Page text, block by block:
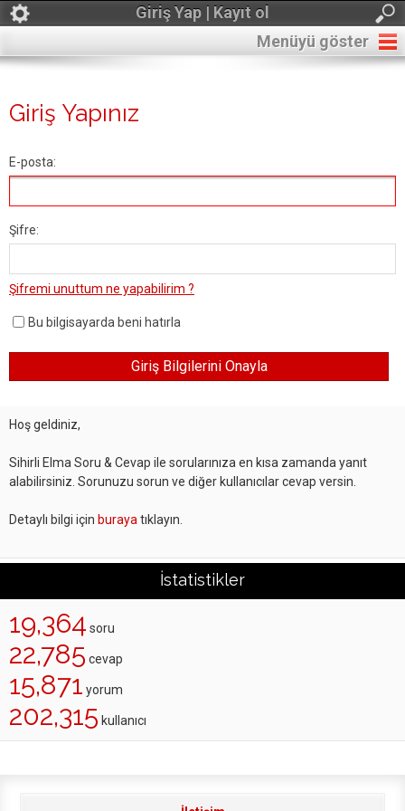
Giriş Yap | Kayıt ol
Menüyü göster
Giriş Yapınız
E-posta:
Şifre:
Şifremi unuttum ne yapabilirim ?
Bu bilgisayarda beni hatırla
Hoş geldiniz,
Sihirli Elma Soru & Cevap ile sorularınıza en kısa zamanda yanıt
alabilirsiniz. Sorunuzu sorun ve diğer kullanıcılar cevap versin.
Detaylı bilgi için buraya tıklayın.
İstatistikler
19,364 soru
22,785 cevap
15,871 yorum
202,315 kullanıcı